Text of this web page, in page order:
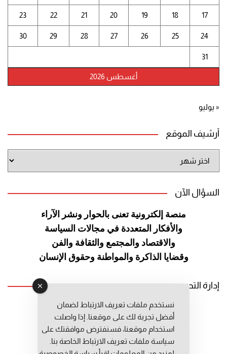
أغسطس 2026
17
18
19
20
21
22
23
24
25
26
27
28
29
30
31
« يوليو
أرشيف الموقع
الموقع
السؤال الآن
منصة إلكترونية تعنى بالحوار ونشر الآراء
والأفكار المتعددة في مجالات السياسة
والاقتصاد والمجتمع والثقافة والفن
وقضايا الذاكرة والمواطنة وحقوق الإنسان
إدارة التحرير
رئيس التحرير: عبد الرحيم التوراني
رئيس التحرير المساعد: المعطي قبال
مديرة التحرير: فاطمة حوحو
نستخدم ملفات تعريف الارتباط لضمان
أفضل تجربة لك على موقعنا. إذا واصلت
استخدام موقعنا، فسنفترض موافقتك على
سياسة ملفات تعريف الارتباط الخاصة بنا.